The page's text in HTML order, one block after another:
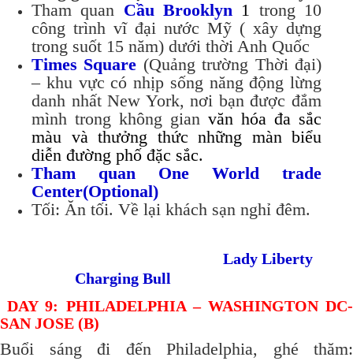
Tham quan Cầu Brooklyn 1 trong 10
công trình vĩ đại nước Mỹ ( xây dựng
trong suốt 15 năm) dưới thời Anh Quốc
Times Square (Quảng trường Thời đại)
– khu vực có nhịp sống năng động lừng
danh nhất New York, nơi bạn được đắm
mình trong không gian văn hóa đa sắc
màu và thưởng thức những màn biểu
diễn đường phố đặc sắc.
Tham quan One World trade
Center(Optional)
Tối: Ăn tối. Về lại khách sạn nghỉ đêm.
Lady Liberty
Charging Bull
DAY 9: PHILADELPHIA – WASHINGTON DC-
SAN JOSE (B)
Buổi sáng đi đến Philadelphia, ghé thăm: